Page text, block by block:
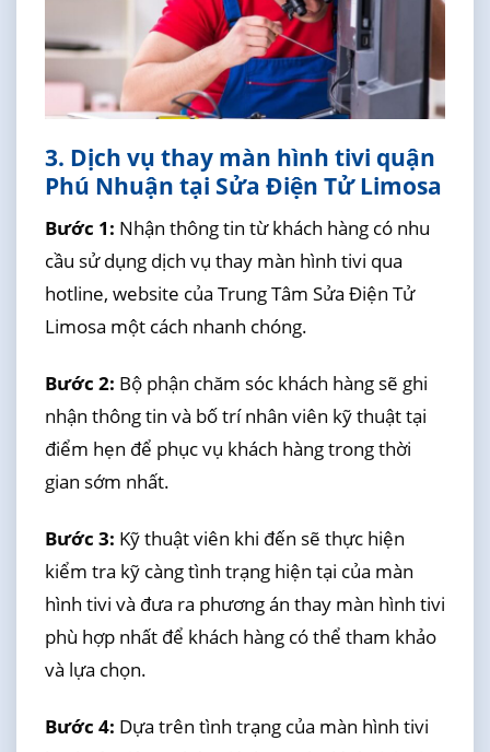
3. Dịch vụ thay màn hình tivi quận
Phú Nhuận tại Sửa Điện Tử Limosa
Bước 1: Nhận thông tin từ khách hàng có nhu
cầu sử dụng dịch vụ thay màn hình tivi qua
hotline, website của Trung Tâm Sửa Điện Tử
Limosa một cách nhanh chóng.
Bước 2: Bộ phận chăm sóc khách hàng sẽ ghi
nhận thông tin và bố trí nhân viên kỹ thuật tại
điểm hẹn để phục vụ khách hàng trong thời
gian sớm nhất.
Bước 3: Kỹ thuật viên khi đến sẽ thực hiện
kiểm tra kỹ càng tình trạng hiện tại của màn
hình tivi và đưa ra phương án thay màn hình tivi
phù hợp nhất để khách hàng có thể tham khảo
và lựa chọn.
Bước 4: Dựa trên tình trạng của màn hình tivi